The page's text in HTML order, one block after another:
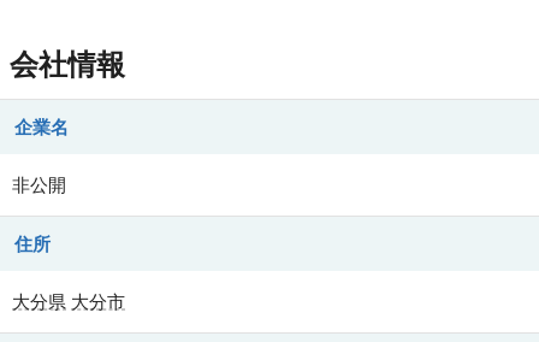
会社情報
企業名
非公開
住所
大分県 大分市